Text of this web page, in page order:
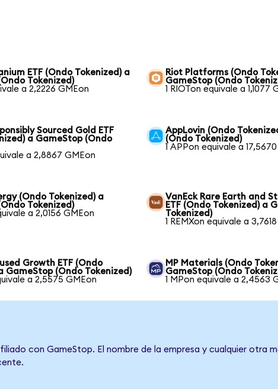
ETF (Ondo Tokenized) a
Tokenized)
a 2,2226 GMEon
Riot Platforms (Ondo
GameStop (Ondo
1 RIOTon equivale a 1,1077
Sourced Gold ETF
a GameStop (Ondo
a 2,8867 GMEon
AppLovin (Ondo
(Ondo Tokenized)
1 APPon equivale a
(Ondo Tokenized) a
Tokenized)
a 2,0156 GMEon
VanEck Rare Earth and
ETF (Ondo Tokenized) a
Tokenized)
1 REMXon equivale a
Growth ETF (Ondo
GameStop (Ondo Tokenized)
a 2,5575 GMEon
MP Materials (Ondo
GameStop (Ondo
1 MPon equivale a 2,4563
con GameStop. El nombre de la empresa y cualquier otra